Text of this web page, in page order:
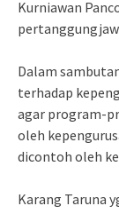
Kurniawan
Dalam
terhadap
agar program-
oleh
dicontoh oleh
Karang Taruna